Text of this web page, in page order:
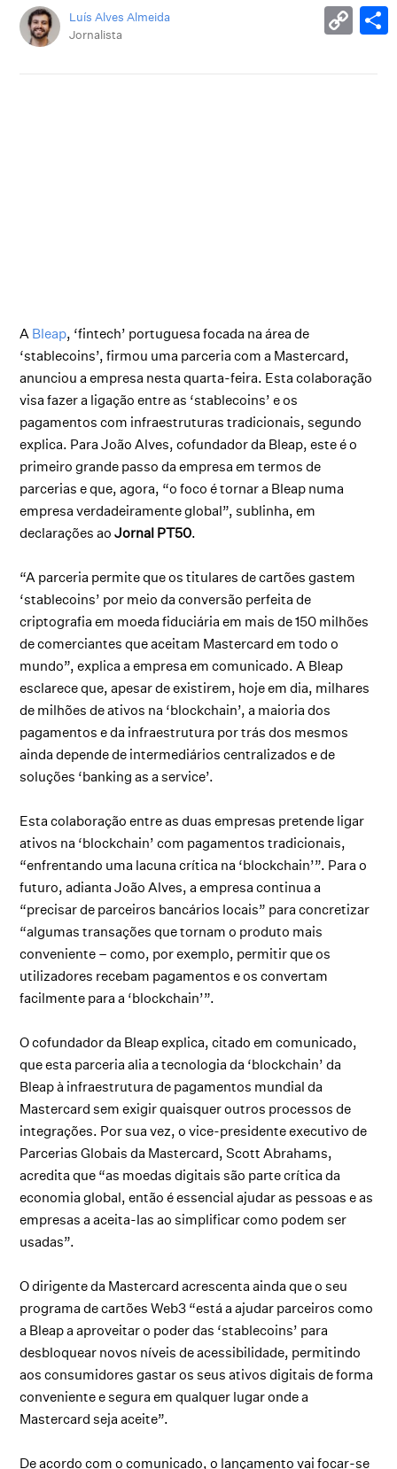
Luís Alves Almeida
Jornalista
A Bleap, ‘fintech’ portuguesa focada na área de
‘stablecoins’, firmou uma parceria com a Mastercard,
anunciou a empresa nesta quarta-feira. Esta colaboração
visa fazer a ligação entre as ‘stablecoins’ e os
pagamentos com infraestruturas tradicionais, segundo
explica. Para João Alves, cofundador da Bleap, este é o
primeiro grande passo da empresa em termos de
parcerias e que, agora, “o foco é tornar a Bleap numa
empresa verdadeiramente global”, sublinha, em
declarações aoJornal PT50.
“A parceria permite que os titulares de cartões gastem
‘stablecoins’ por meio da conversão perfeita de
criptografia em moeda fiduciária em mais de 150 milhões
de comerciantes que aceitam Mastercard em todo o
mundo”, explica a empresa em comunicado. A Bleap
esclarece que, apesar de existirem, hoje em dia, milhares
de milhões de ativos na ‘blockchain’, a maioria dos
pagamentos e da infraestrutura por trás dos mesmos
ainda depende de intermediários centralizados e de
soluções ‘banking as a service’.
Esta colaboração entre as duas empresas pretende ligar
ativos na ‘blockchain’ com pagamentos tradicionais,
“enfrentando uma lacuna crítica na ‘blockchain’”. Para o
futuro, adianta João Alves, a empresa continua a
“precisar de parceiros bancários locais” para concretizar
“algumas transações que tornam o produto mais
conveniente – como, por exemplo, permitir que os
utilizadores recebam pagamentos e os convertam
facilmente para a ‘blockchain’”.
O cofundador da Bleap explica, citado em comunicado,
que esta parceria alia a tecnologia da ‘blockchain’ da
Bleap à infraestrutura de pagamentos mundial da
Mastercard sem exigir quaisquer outros processos de
integrações. Por sua vez, o vice-presidente executivo de
Parcerias Globais da Mastercard, Scott Abrahams,
acredita que “as moedas digitais são parte crítica da
economia global, então é essencial ajudar as pessoas e as
empresas a aceita-las ao simplificar como podem ser
usadas”.
O dirigente da Mastercard acrescenta ainda que o seu
programa de cartões Web3 “está a ajudar parceiros como
a Bleap a aproveitar o poder das ‘stablecoins’ para
desbloquear novos níveis de acessibilidade, permitindo
aos consumidores gastar os seus ativos digitais de forma
conveniente e segura em qualquer lugar onde a
Mastercard seja aceite”.
De acordo com o comunicado, o lançamento vai focar-se